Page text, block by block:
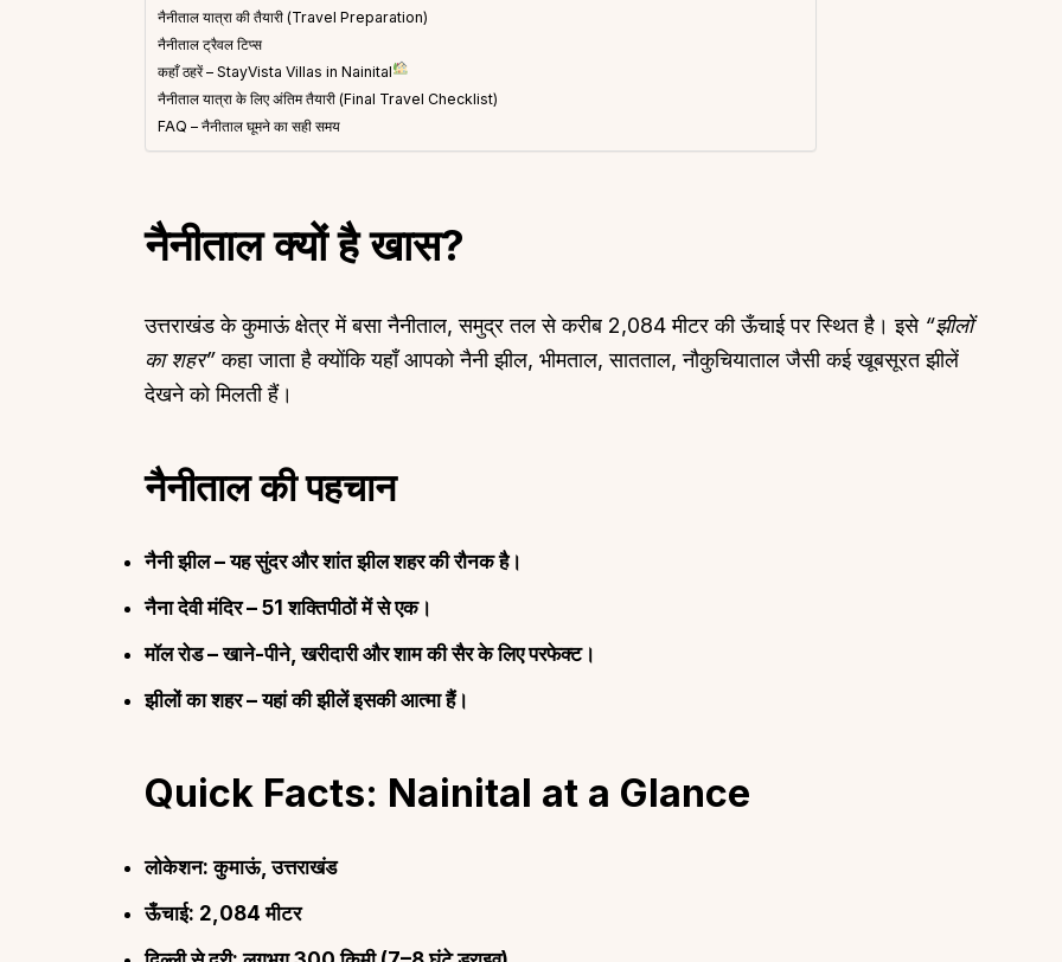
नैनीताल यात्रा की तैयारी (Travel Preparation)
नैनीताल ट्रैवल टिप्स
कहाँ ठहरें – StayVista Villas in Nainital
नैनीताल यात्रा के लिए अंतिम तैयारी (Final Travel Checklist)
FAQ – नैनीताल घूमने का सही समय
नैनीताल क्यों है खास?
उत्तराखंड के कुमाऊं क्षेत्र में बसा नैनीताल, समुद्र तल से करीब 2,084 मीटर की ऊँचाई पर स्थित है। इसे “झीलों
का शहर”कहा जाता है क्योंकि यहाँ आपको नैनी झील, भीमताल, सातताल, नौकुचियाताल जैसी कई खूबसूरत झीलें
देखने को मिलती हैं।
नैनीताल की पहचान
नैनी झील– यह सुंदर और शांत झील शहर की रौनक है।
नैना देवी मंदिर– 51 शक्तिपीठों में से एक।
मॉल रोड– खाने-पीने, खरीदारी और शाम की सैर के लिए परफेक्ट।
झीलों का शहर– यहां की झीलें इसकी आत्मा हैं।
Quick Facts: Nainital at a Glance
लोकेशन: कुमाऊं, उत्तराखंड
ऊँचाई: 2,084 मीटर